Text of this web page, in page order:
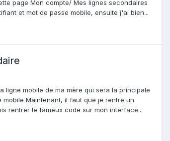
page Mon compte/ Mes lignes secondaires
et mot de passe mobile, ensuite j'ai bien...
ligne mobile de ma mère qui sera la principale
Maintenant, il faut que je rentre un
rentrer le fameux code sur mon interface...